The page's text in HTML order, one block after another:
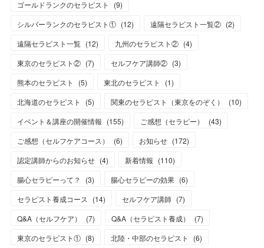
ゴールドランクのセラピスト
(9)
シルバーランクのセラピスト① (12) 遠隔セラピスト一覧② (2)
遠隔セラピスト一覧 (12) 九州のセラピスト② (4)
東京のセラピスト② (7) セルフケア講師② (3)
熊本のセラピスト
(5) 東北のセラピスト (1)
北海道のセラピスト
(5) 関東のセラピスト（東京をのぞく） (10)
イベント＆講座の開催情報 (155) ご感想（セラピー） (43)
ご感想（セルフケアコース）
(6) お知らせ (172)
認定講師からのお知らせ (4) 新着情報 (110)
腸心セラピーって？
(3) 腸心セラピーの効果 (6)
セラピスト養成コース
(14) セルフケア講師 (7)
Q&A（セルフケア）
(7) Q&A（セラピスト養成） (7)
東京のセラピスト① (8) 北陸・中部のセラピスト (6)